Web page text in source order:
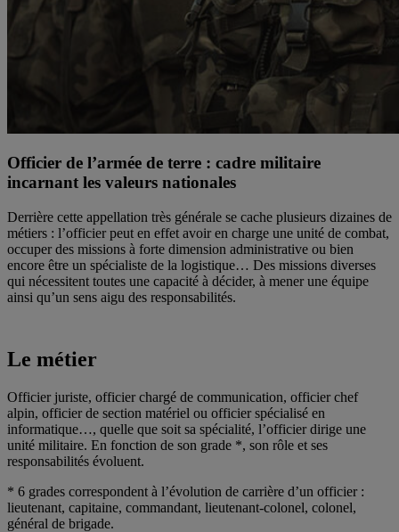
Officier de l’armée de terre : cadre militaire
incarnant les valeurs nationales
Derrière cette appellation très générale se cache plusieurs dizaines de
métiers : l’officier peut en effet avoir en charge une unité de combat,
occuper des missions à forte dimension administrative ou bien
encore être un spécialiste de la logistique… Des missions diverses
qui nécessitent toutes une capacité à décider, à mener une équipe
ainsi qu’un sens aigu des responsabilités.
Le métier
Officier juriste, officier chargé de communication, officier chef
alpin, officier de section matériel ou officier spécialisé en
informatique…, quelle que soit sa spécialité, l’officier dirige une
unité militaire. En fonction de son grade *, son rôle et ses
responsabilités évoluent.
* 6 grades correspondent à l’évolution de carrière d’un officier :
lieutenant, capitaine, commandant, lieutenant-colonel, colonel,
général de brigade.